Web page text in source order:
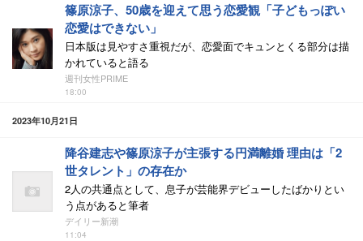
篠原涼子、50歳を迎えて思う恋愛観「子どもっぽい
恋愛はできない」
日本版は見やすさ重視だが、恋愛面でキュンとくる部分は描
かれていると語る
週刊女性PRIME
18:00
2023年10月21日
降谷建志や篠原涼子が主張する円満離婚 理由は「2
世タレント」の存在か
2人の共通点として、息子が芸能界デビューしたばかりとい
う点があると筆者
デイリー新潮
11:04